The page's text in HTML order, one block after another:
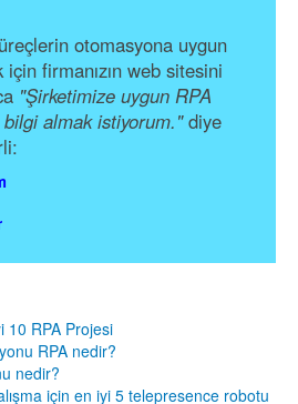
otomasyona uygun
firmanızın web sitesini
"Şirketimize uygun RPA
bilgi almak istiyorum."diye
10 RPA Projesi
RPA nedir?
nedir?
için en iyi 5 telepresence robotu